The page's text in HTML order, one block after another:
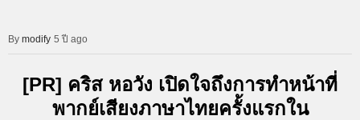
modify 5 ปี ago
[PR] คริส หอวัง เปิดใจถึงการทำหน้าที่
พากย์เสียงภาษาไทยครั้งแรกใน